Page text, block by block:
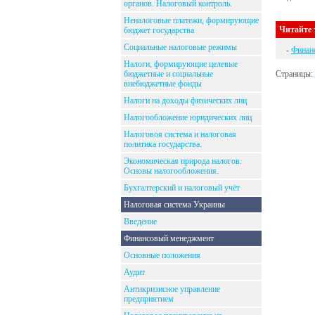
органов. Налоговый контроль.
Неналоговые платежи, формирующие
бюджет государства
Социальные налоговые режимы
Налоги, формирующие целевые
бюджетные и социальные
внебюджетные фонды
Налоги на доходы физических лиц
Налогообложение юридических лиц
Налоговоя система и налоговая
политика государства.
Экономическая природа налогов.
Основы налогообложения.
Бухгалтерский и налоговый учёт
Налоговая система Украины
Введение
Финансовый менеджмент
Основные положения
Аудит
Антикризисное управление
предприятием
Читайте
-
Страницы: